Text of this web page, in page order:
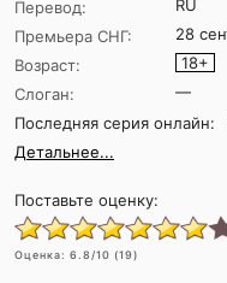
Перевод:
RU
Премьера СНГ:
28
Возраст:
18+
Слоган:
—
Последняя серия онлайн:
Детальнее...
Поставьте оценку:
Оценка: 6.8/10 (19)